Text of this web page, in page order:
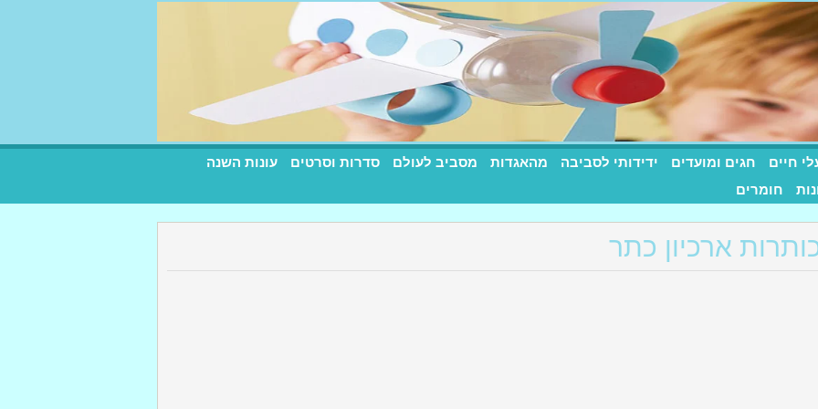
שילדים אוהבים
חיים חגים ומועדים ידידותי לסביבה מהאגדות מסביב לעולם סדרות וסרטים
עונות השנה
חומרים
ארכיון כתר